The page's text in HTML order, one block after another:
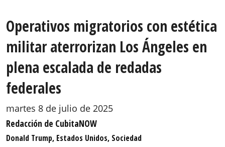
Operativos migratorios con estética
militar aterrorizan Los Ángeles en
plena escalada de redadas
federales
martes 8 de julio de 2025
Redacción de CubitaNOW
Donald Trump, Estados Unidos, Sociedad